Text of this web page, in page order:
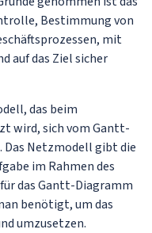
Bestimmung von
mit
auf das Ziel sicher
das beim
wird, sich vom Gantt-
Netzmodell gibt die
im Rahmen des
das Gantt-Diagramm
benötigt, um das
umzusetzen.